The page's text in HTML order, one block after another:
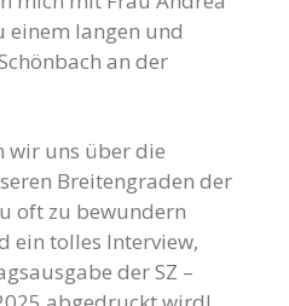
einem langen und
an der
wir uns über die
Breitengraden der
oft zu bewundern
ein tolles Interview,
der SZ –